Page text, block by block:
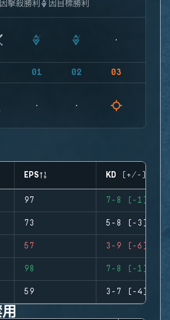
因擊殺勝利 因目標勝利
01 02 03
EPS KD (+/-)
97 7-8 (-1)
73 5-8 (-3)
57 3-9 (-6)
98 7-8 (-1)
59 3-7 (-4)